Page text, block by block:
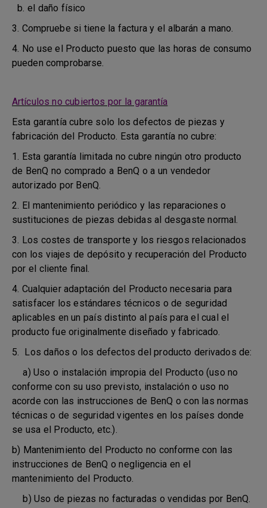
b. el daño físico
3. Compruebe si tiene la factura y el albarán a mano.
4. No use el Producto puesto que las horas de consumo
pueden comprobarse.
Artículos no cubiertos por la garantía
Esta garantía cubre solo los defectos de piezas y
fabricación del Producto. Esta garantía no cubre:
1. Esta garantía limitada no cubre ningún otro producto
de BenQ no comprado a BenQ o a un vendedor
autorizado por BenQ.
2. El mantenimiento periódico y las reparaciones o
sustituciones de piezas debidas al desgaste normal.
3. Los costes de transporte y los riesgos relacionados
con los viajes de depósito y recuperación del Producto
por el cliente final.
4. Cualquier adaptación del Producto necesaria para
satisfacer los estándares técnicos o de seguridad
aplicables en un país distinto al país para el cual el
producto fue originalmente diseñado y fabricado.
5. Los daños o los defectos del producto derivados de:
a) Uso o instalación impropia del Producto (uso no
conforme con su uso previsto, instalación o uso no
acorde con las instrucciones de BenQ o con las normas
técnicas o de seguridad vigentes en los países donde
se usa el Producto, etc.).
b) Mantenimiento del Producto no conforme con las
instrucciones de BenQ o negligencia en el
mantenimiento del Producto.
b) Uso de piezas no facturadas o vendidas por BenQ.